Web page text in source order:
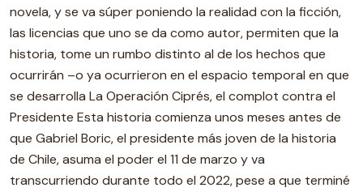
novela, y se va súper poniendo la realidad con la ficción,
las licencias que uno se da como autor, permiten que la
historia, tome un rumbo distinto al de los hechos que
ocurrirán –o ya ocurrieron en el espacio temporal en que
se desarrolla La Operación Ciprés, el complot contra el
Presidente Esta historia comienza unos meses antes de
que Gabriel Boric, el presidente más joven de la historia
de Chile, asuma el poder el 11 de marzo y va
transcurriendo durante todo el 2022, pese a que terminé